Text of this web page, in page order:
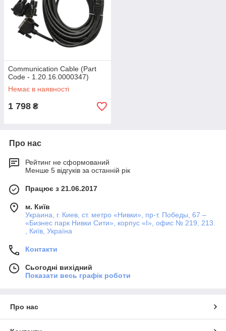
Communication Cable (Part
Code - 1.20.16.0000347)
Немає в наявності
1 798 ₴
Про нас
Рейтинг не сформований
Менше 5 відгуків за останній рік
Працює з 21.06.2017
м. Київ
Украина, г. Киев, ст. метро «Нивки», пр-т. Победы, 67 –
«Бизнес парк Нивки Сити», корпус «I», офис № 219, 213.
, Київ, Україна
Контакти
Сьогодні вихідний
Показати весь графік роботи
Про нас